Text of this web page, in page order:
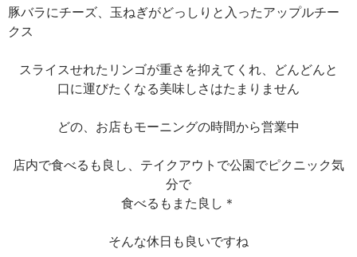
豚バラにチーズ、玉ねぎがどっしりと入ったアップルチー
クス
スライスせれたリンゴが重さを抑えてくれ、どんどんと
口に運びたくなる美味しさはたまりません
どの、お店もモーニングの時間から営業中
店内で食べるも良し、テイクアウトで公園でピクニック気
分で
食べるもまた良し＊
そんな休日も良いですね